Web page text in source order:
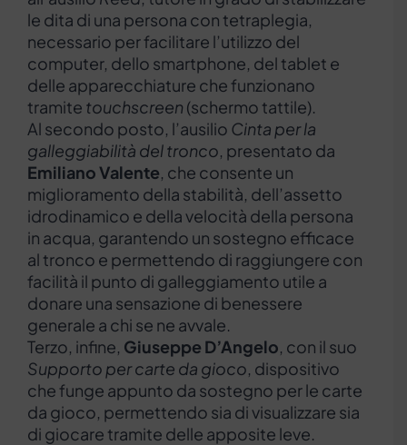
le dita di una persona con tetraplegia,
necessario per facilitare l’utilizzo del
computer, dello smartphone, del tablet e
delle apparecchiature che funzionano
tramite touchscreen (schermo tattile).
Al secondo posto, l’ausilio Cinta per la
galleggiabilità del tronco, presentato da
Emiliano Valente, che consente un
miglioramento della stabilità, dell’assetto
idrodinamico e della velocità della persona
in acqua, garantendo un sostegno efficace
al tronco e permettendo di raggiungere con
facilità il punto di galleggiamento utile a
donare una sensazione di benessere
generale a chi se ne avvale.
Terzo, infine, Giuseppe D’Angelo, con il suo
Supporto per carte da gioco, dispositivo
che funge appunto da sostegno per le carte
da gioco, permettendo sia di visualizzare sia
di giocare tramite delle apposite leve.